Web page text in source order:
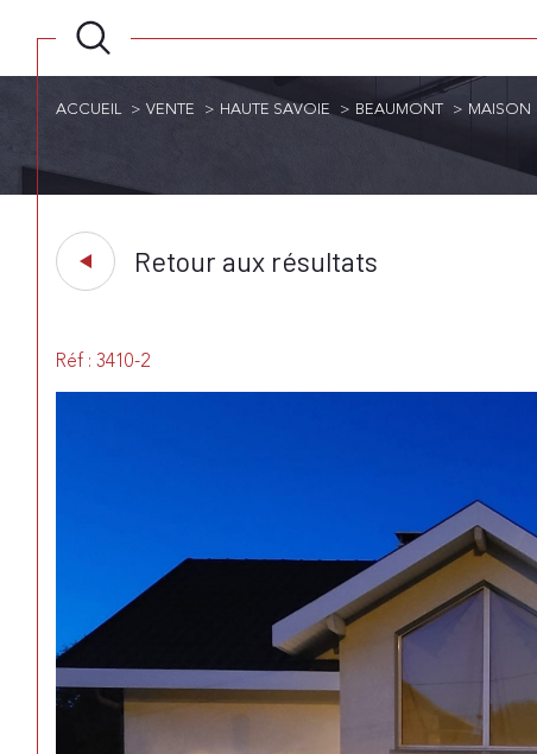
ACCUEIL VENTE HAUTE SAVOIE BEAUMONT MAISON
Retour aux résultats
Réf : 3410-2